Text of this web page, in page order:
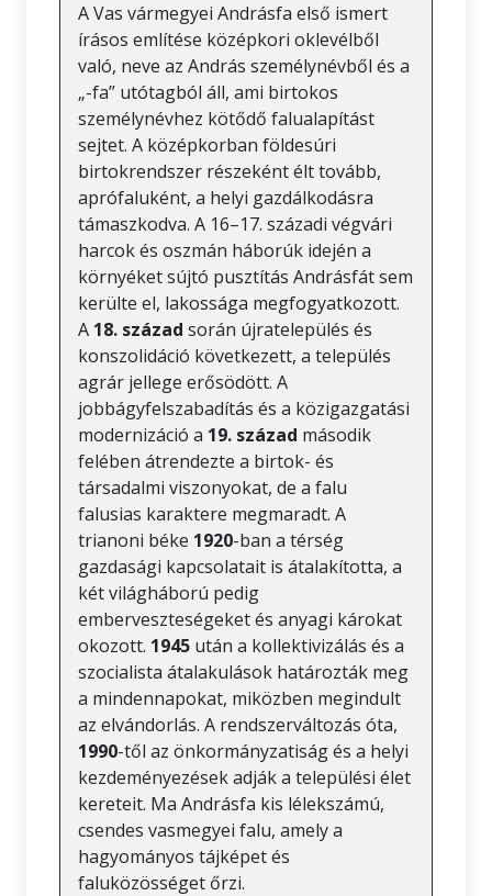
A Vas vármegyei Andrásfa első ismert
írásos említése középkori oklevélből
való, neve az András személynévből és a
„-fa” utótagból áll, ami birtokos
személynévhez kötődő falualapítást
sejtet. A középkorban földesúri
birtokrendszer részeként élt tovább,
aprófaluként, a helyi gazdálkodásra
támaszkodva. A 16–17. századi végvári
harcok és oszmán háborúk idején a
környéket sújtó pusztítás Andrásfát sem
kerülte el, lakossága megfogyatkozott.
A 18. század során újratelepülés és
konszolidáció következett, a település
agrár jellege erősödött. A
jobbágyfelszabadítás és a közigazgatási
modernizáció a 19. század második
felében átrendezte a birtok- és
társadalmi viszonyokat, de a falu
falusias karaktere megmaradt. A
trianoni béke 1920-ban a térség
gazdasági kapcsolatait is átalakította, a
két világháború pedig
emberveszteségeket és anyagi károkat
okozott. 1945 után a kollektivizálás és a
szocialista átalakulások határozták meg
a mindennapokat, miközben megindult
az elvándorlás. A rendszerváltozás óta,
1990-től az önkormányzatiság és a helyi
kezdeményezések adják a települési élet
kereteit. Ma Andrásfa kis lélekszámú,
csendes vasmegyei falu, amely a
hagyományos tájképet és
faluközösséget őrzi.